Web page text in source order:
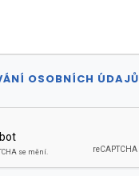
OSOBNÍCH ÚDAJŮ